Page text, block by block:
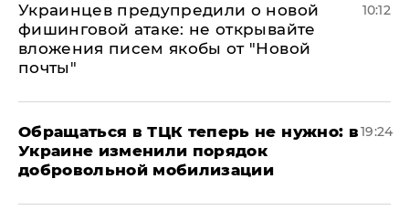
Украинцев предупредили о новой
фишинговой атаке: не открывайте
вложения писем якобы от "Новой
почты"
10:12
Обращаться в ТЦК теперь не нужно: в
Украине изменили порядок
добровольной мобилизации
19:24